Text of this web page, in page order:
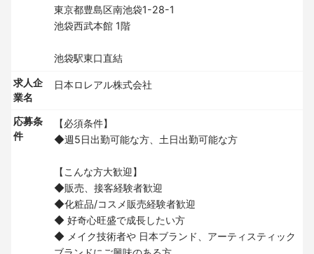
東京都豊島区南池袋1-28-1
池袋西武本館 1階
池袋駅東口直結
求人企
業名
日本ロレアル株式会社
応募条
件
【必須条件】
◆週5日出勤可能な方、土日出勤可能な方
【こんな方大歓迎】
◆販売、接客経験者歓迎
◆化粧品/コスメ販売経験者歓迎
◆ 好奇心旺盛で成長したい方
◆ メイク技術者や 日本ブランド、アーティスティック